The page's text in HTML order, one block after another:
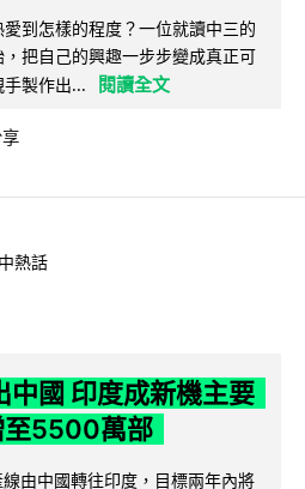
到怎樣的程度？一位就讀中三的
把自己的興趣一步步變成真正可
製作出...
閱讀全文
熱話
中國 印度成新機主要
至5500萬部
由中國轉往印度，目標兩年內將